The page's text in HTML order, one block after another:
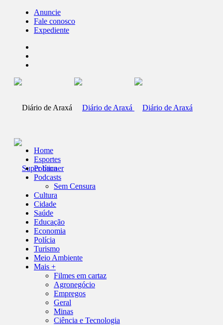
Anuncie
Fale conosco
Expediente
Home
Esportes
Política
Podcasts
Sem Censura
Cultura
Cidade
Saúde
Educação
Economia
Polícia
Turismo
Meio Ambiente
Mais +
Filmes em cartaz
Agronegócio
Empregos
Geral
Minas
Ciência e Tecnologia